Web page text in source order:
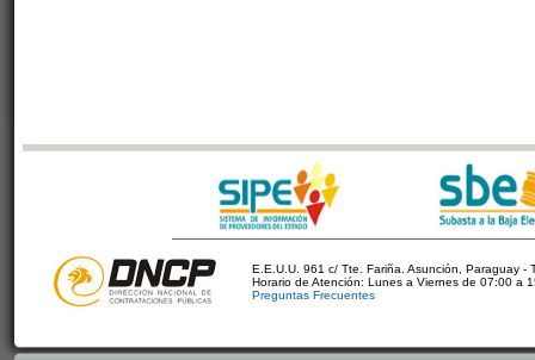
E.E.U.U. 961 c/ Tte. Fariña. Asunción, Paraguay -
Horario de Atención: Lunes a Viernes de 07:00 a
Preguntas Frecuentes